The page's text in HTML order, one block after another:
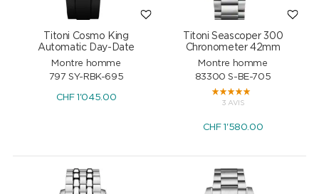
Titoni Cosmo King
Automatic Day-Date
Montre homme
797 SY-RBK-695
CHF 1'045.00
Titoni Seascoper 300
Chronometer 42mm
Montre homme
83300 S-BE-705
3 AVIS
CHF 1'580.00